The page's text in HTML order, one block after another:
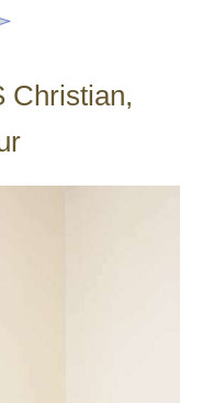
Christian,